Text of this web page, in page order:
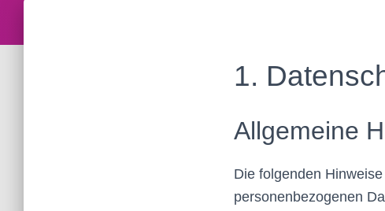
1.
Allgemeine
Die folgenden
personenbezogenen